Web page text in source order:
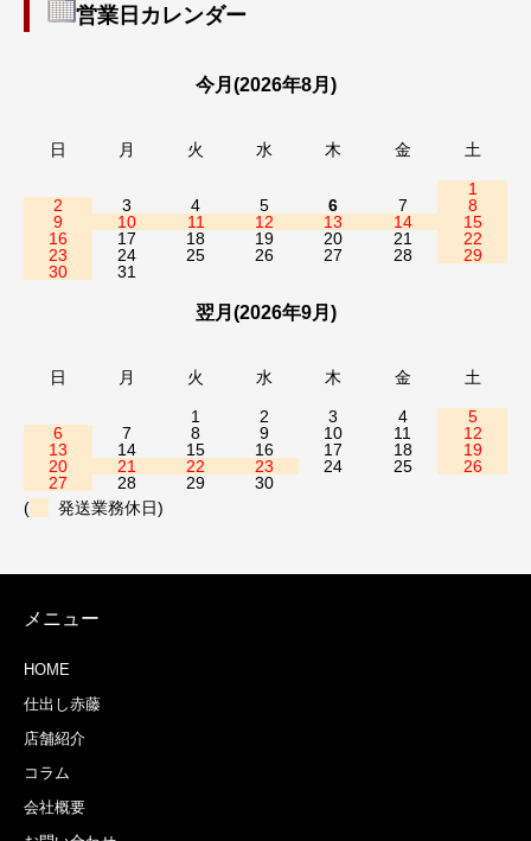
営業日カレンダー
今月(2026年8月)
日 月 火 水 木 金 土
1
2
3 4 5 6 7
8
9
10 11 12 13 14
15
16
17 18 19 20 21
22
23
24 25 26 27 28
29
30
31
翌月(2026年9月)
日 月 火 水 木 金 土
1 2 3 4
5
6
7 8 9 10 11
12
13
14 15 16 17 18
19
20
21 22 23 24 25
26
27
28 29
30
(
発送業務休日)
メニュー
HOME
仕出し赤藤
店舗紹介
コラム
会社概要